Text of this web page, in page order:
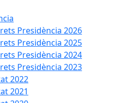
Presidència 2026
Presidència 2025
Presidència 2024
Presidència 2023
2022
2021